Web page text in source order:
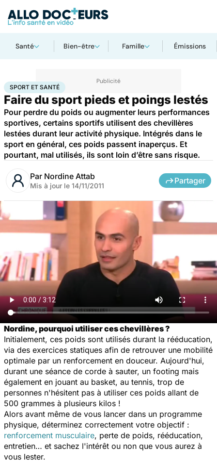
Santé Bien-être Famille Émissions
AccueilBien-êtreSport santé Sport et santé
SPORT ET SANTÉ
Faire du sport pieds et poings lestés
Pour perdre du poids ou augmenter leurs performances
sportives, certains sportifs utilisent des chevillères
lestées durant leur activité physique. Intégrés dans le
sport en général, ces poids passent inaperçus. Et
pourtant, mal utilisés, ils sont loin d’être sans risque.
Par Nordine Attab
Mis à jour le 14/11/2011
Partager
Nordine, pourquoi utiliser ces chevillères ?
Initialement, ces poids sont utilisés durant la rééducation,
via des exercices statiques afin de retrouver une mobilité
optimale par un renforcement en douceur. Aujourd'hui,
durant une séance de corde à sauter, un footing mais
également en jouant au basket, au tennis, trop de
personnes n'hésitent pas à utiliser ces poids allant de
500 grammes à plusieurs kilos !
Alors avant même de vous lancer dans un programme
physique, déterminez correctement votre objectif :
renforcement musculaire, perte de poids, rééducation,
entretien… et sachez l'intérêt ou non que vous aurez à
vous lester.